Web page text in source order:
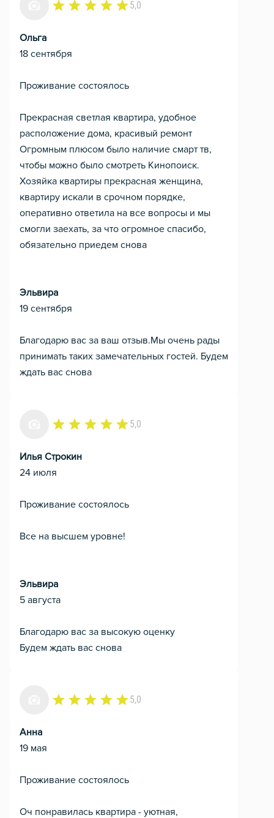
5,0
Ольга
18 сентября
Проживание состоялось
Прекрасная светлая квартира, удобное
расположение дома, красивый ремонт
Огромным плюсом было наличие смарт тв,
чтобы можно было смотреть Кинопоиск.
Хозяйка квартиры прекрасная женщина,
квартиру искали в срочном порядке,
оперативно ответила на все вопросы и мы
смогли заехать, за что огромное спасибо,
обязательно приедем снова
Эльвира
19 сентября
Благодарю вас за ваш отзыв.Мы очень рады
принимать таких замечательных гостей. Будем
ждать вас снова
5,0
Илья Строкин
24 июля
Проживание состоялось
Все на высшем уровне!
Эльвира
5 августа
Благодарю вас за высокую оценку
Будем ждать вас снова
5,0
Анна
19 мая
Проживание состоялось
Оч понравилась квартира - уютная,